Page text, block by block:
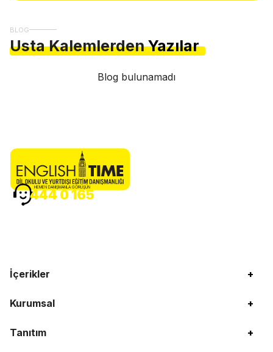
BLOG
Usta Kalemlerden Yazılar
Blog bulunamadı
İçerikler +
Kurumsal +
Tanıtım +
HEMEN DANIŞMANLA GÖRÜŞÜN
444 0 165